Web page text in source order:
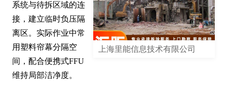
上海里能信息技术有限公司
系统与待拆区域的连
接，建立临时负压隔
离区。实际作业中常
用塑料帘幕分隔空
间，配合便携式FFU
维持局部洁净度。